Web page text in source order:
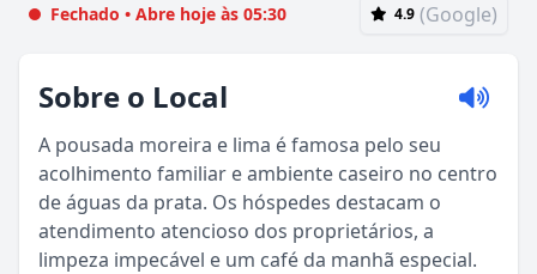
Fechado • Abre hoje às 05:30 4.9 (Google)
Sobre o Local
A pousada moreira e lima é famosa pelo seu
acolhimento familiar e ambiente caseiro no centro
de águas da prata. Os hóspedes destacam o
atendimento atencioso dos proprietários, a
limpeza impecável e um café da manhã especial.